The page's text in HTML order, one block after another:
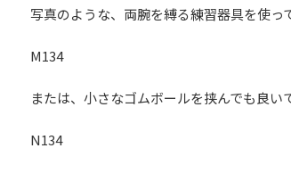
写真のような、両腕を縛る練習器具を使っ
M134
または、小さなゴムボールを挟んでも良い
N134